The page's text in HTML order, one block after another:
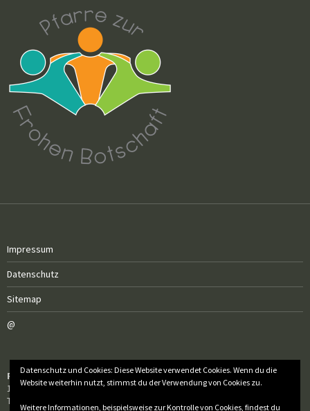
Impressum
Datenschutz
Sitemap
@
Röm.-kath. Pfarrgemeinde Sankt Elisabeth
1040 Wien, Sankt-Elisabeth-Platz 9
Tel.: 01 / 505 50 60 – 10
Datenschutz und Cookies: Diese Website verwendet Cookies. Wenn du die
Website weiterhin nutzt, stimmst du der Verwendung von Cookies zu.
Weitere Informationen, beispielsweise zur Kontrolle von Cookies, findest du